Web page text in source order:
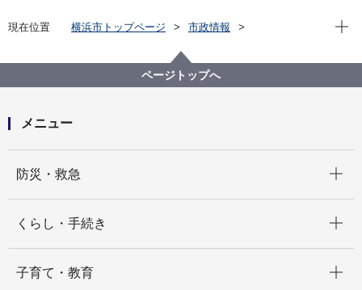
現在位置 横浜市トップページ
市政情報
マップ片手に洋光台のまちをお散歩 横浜市とUR都市
機構が連携して『洋光台お散歩マップ』を作成しまし
現在
ページトップへ
メニュー
防災・救急
くらし・手続き
子育て・教育